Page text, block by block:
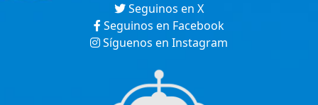
Seguinos en X
Seguinos en Facebook
Síguenos en Instagram